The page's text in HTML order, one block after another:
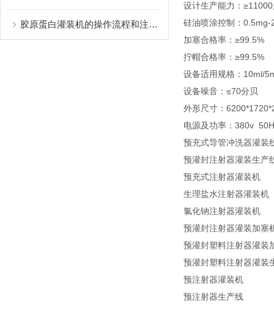
胶原蛋白灌装机的操作流程和注意事项
设计生产能力：
硅油喷涂控制：
加塞合格率：≥99.5%
拧帽合格率：≥99.5%
设备适用规格：10ml/
设备噪音：≤70分贝
外形尺寸：
电源及功率：380v
预充式导管冲洗器灌装
预灌封注射器灌装生产
预充式注射器灌装机
生理盐水注射器灌装机
氯化钠注射器灌装机
预灌封注射器灌装加塞
预灌封塑料注射器灌装
预灌封塑料注射器灌装
预注射器灌装机
预注射器生产线